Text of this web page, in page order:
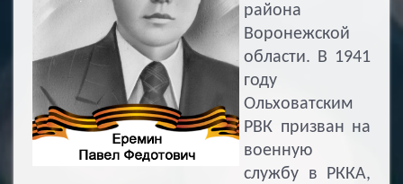
района
Воронежской
области. В 1941
году
Ольховатским
РВК призван на
военную
службу в РККА,